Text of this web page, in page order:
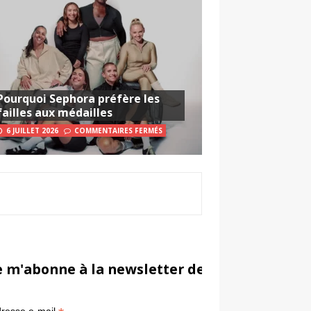
Sephora préfère les
aux médailles
6 JUILLET 2026 COMMENTAIRES FERMÉS
m'abonne à la newsletter de